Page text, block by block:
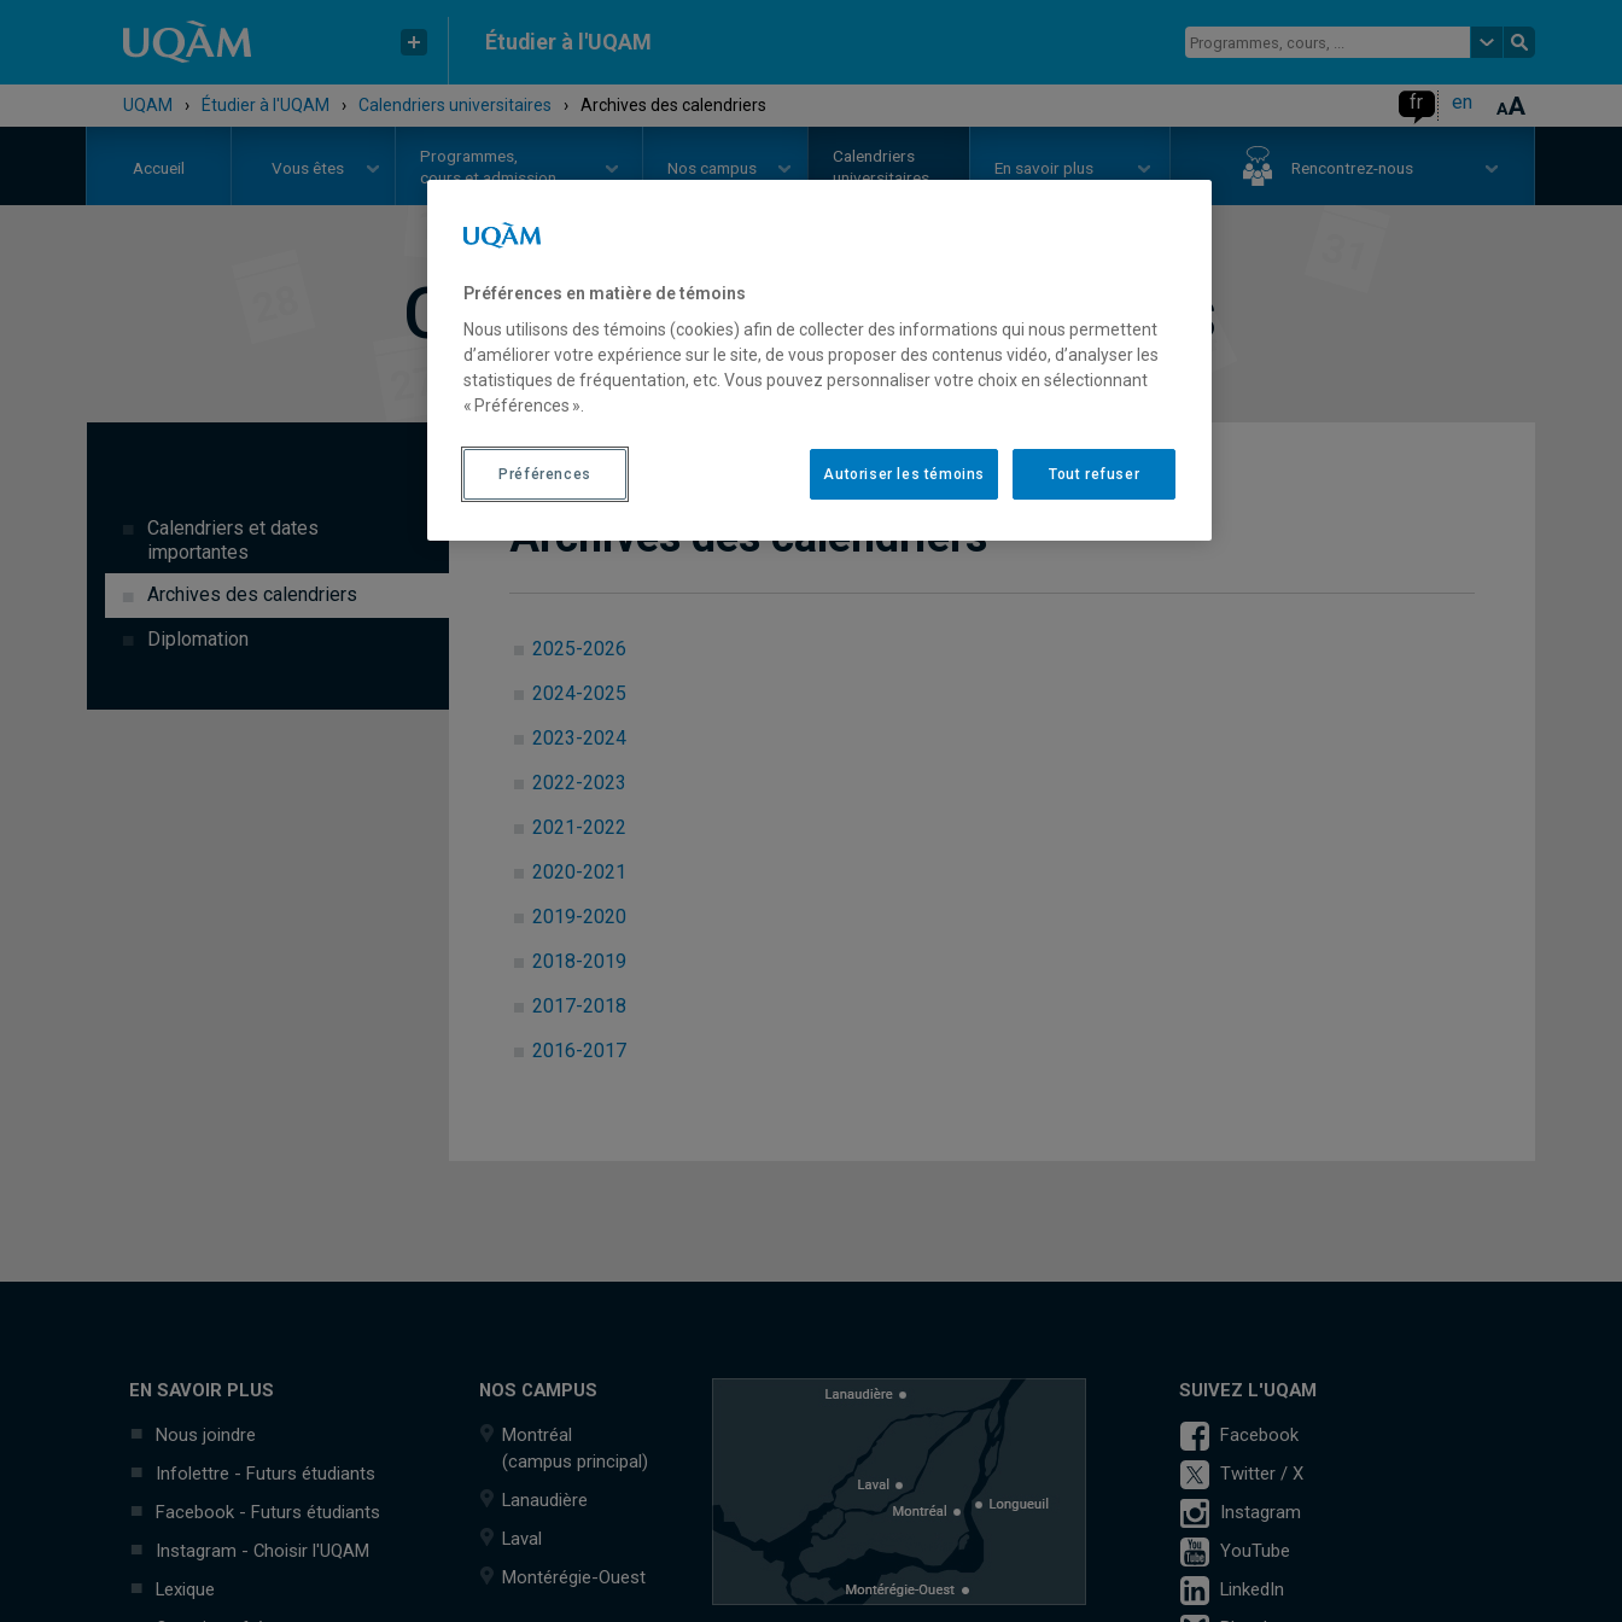
Étudier à l'UQAM
UQAM › Étudier à l'UQAM › Calendriers universitaires › Archives des calendriers fr en
Accueil Vous êtes
Programmes,
cours et admission
Nos campus
Calendriers
universitaires
En savoir plus Rencontrez-nous
Calendriersuniversitaires
Calendriers et dates
importantes
Archives des calendriers
Diplomation
Archives des calendriers
2025-2026
2024-2025
2023-2024
2022-2023
2021-2022
2020-2021
2019-2020
2018-2019
2017-2018
2016-2017
EN SAVOIR PLUS
Nous joindre
Infolettre - Futurs étudiants
Facebook - Futurs étudiants
Instagram - Choisir l'UQAM
Lexique
NOS CAMPUS
Montréal
(campus principal)
Lanaudière
Laval
Montérégie-Ouest
SUIVEZ L'UQAM
Facebook
Twitter / X
Instagram
YouTube
LinkedIn
Préférences en matière de témoins
Nous utilisons des témoins (cookies) afin de collecter des informations qui nous permettent
d’améliorer votre expérience sur le site, de vous proposer des contenus vidéo, d’analyser les
statistiques de fréquentation, etc. Vous pouvez personnaliser votre choix en sélectionnant
« Préférences ».
Tout refuser
Autoriser les témoins
Préférences